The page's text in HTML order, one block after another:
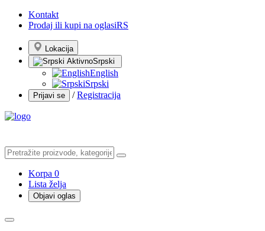
Kontakt
Prodaj ili kupi na oglasiRS
Lokacija
Srpski
English
Srpski
Prijavi se / Registracija
Korpa 0
Lista želja
Objavi oglas